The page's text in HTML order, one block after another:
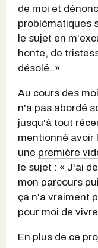
de moi et
problématiques
le sujet en
honte, de
désolé. »
Au cours des
n'a pas abordé
jusqu'à tout
mentionné avoir
une première
le sujet : « J'ai
mon parcours
ça n'a vraiment
pour moi de
En plus de ce